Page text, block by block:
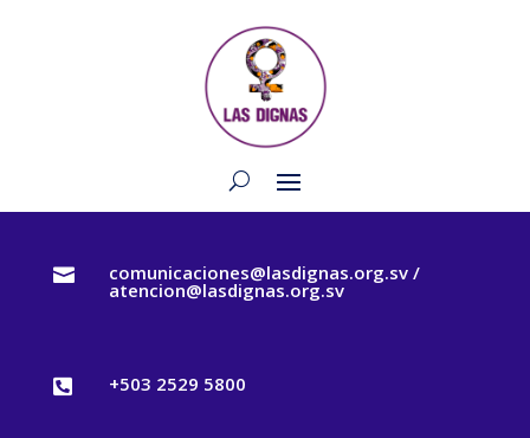
 comunicaciones@lasdignas.org.sv /
atencion@lasdignas.org.sv
 +503 2529 5800